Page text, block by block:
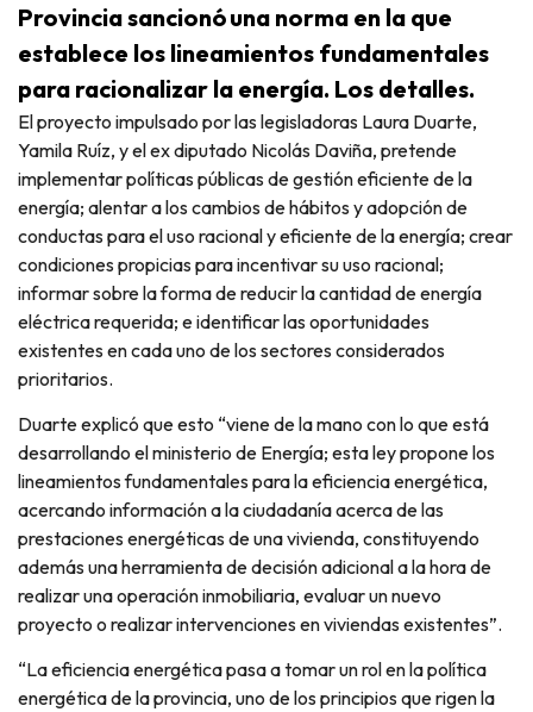
Provincia sancionó una norma en la que
establece los lineamientos fundamentales
para racionalizar la energía. Los detalles.
El proyecto impulsado por las legisladoras Laura Duarte,
Yamila Ruíz, y el ex diputado Nicolás Daviña, pretende
implementar políticas públicas de gestión eficiente de la
energía; alentar a los cambios de hábitos y adopción de
conductas para el uso racional y eficiente de la energía; crear
condiciones propicias para incentivar su uso racional;
informar sobre la forma de reducir la cantidad de energía
eléctrica requerida; e identificar las oportunidades
existentes en cada uno de los sectores considerados
prioritarios.
Duarte explicó que esto “viene de la mano con lo que está
desarrollando el ministerio de Energía; esta ley propone los
lineamientos fundamentales para la eficiencia energética,
acercando información a la ciudadanía acerca de las
prestaciones energéticas de una vivienda, constituyendo
además una herramienta de decisión adicional a la hora de
realizar una operación inmobiliaria, evaluar un nuevo
proyecto o realizar intervenciones en viviendas existentes”.
“La eficiencia energética pasa a tomar un rol en la política
energética de la provincia, uno de los principios que rigen la